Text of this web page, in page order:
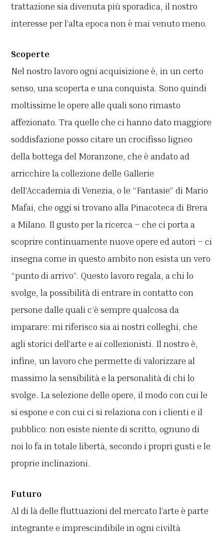
trattazione sia divenuta più sporadica, il nostro
interesse per l’alta epoca non è mai venuto meno.
Scoperte
Nel nostro lavoro ogni acquisizione è, in un certo
senso, una scoperta e una conquista. Sono quindi
moltissime le opere alle quali sono rimasto
affezionato. Tra quelle che ci hanno dato maggiore
soddisfazione posso citare un crocifisso ligneo
della bottega del Moranzone, che è andato ad
arricchire la collezione delle Gallerie
dell’Accademia di Venezia, o le “Fantasie” di Mario
Mafai, che oggi si trovano alla Pinacoteca di Brera
a Milano. Il gusto per la ricerca – che ci porta a
scoprire continuamente nuove opere ed autori – ci
insegna come in questo ambito non esista un vero
“punto di arrivo”. Questo lavoro regala, a chi lo
svolge, la possibilità di entrare in contatto con
persone dalle quali c’è sempre qualcosa da
imparare: mi riferisco sia ai nostri colleghi, che
agli storici dell’arte e ai collezionisti. Il nostro è,
infine, un lavoro che permette di valorizzare al
massimo la sensibilità e la personalità di chi lo
svolge. La selezione delle opere, il modo con cui le
si espone e con cui ci si relaziona con i clienti e il
pubblico: non esiste niente di scritto, ognuno di
noi lo fa in totale libertà, secondo i propri gusti e le
proprie inclinazioni.
Futuro
Al di là delle fluttuazioni del mercato l’arte è parte
integrante e imprescindibile in ogni civiltà